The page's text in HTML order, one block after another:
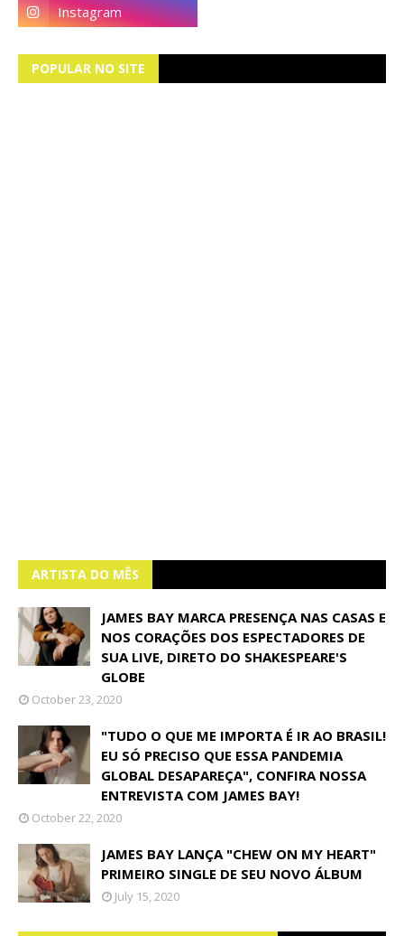
POPULAR NO SITE
ARTISTA DO MÊS
JAMES BAY MARCA PRESENÇA NAS CASAS E
NOS CORAÇÕES DOS ESPECTADORES DE
SUA LIVE, DIRETO DO SHAKESPEARE'S
GLOBE
October 23, 2020
"TUDO O QUE ME IMPORTA É IR AO BRASIL!
EU SÓ PRECISO QUE ESSA PANDEMIA
GLOBAL DESAPAREÇA", CONFIRA NOSSA
ENTREVISTA COM JAMES BAY!
October 22, 2020
JAMES BAY LANÇA "CHEW ON MY HEART"
PRIMEIRO SINGLE DE SEU NOVO ÁLBUM
July 15, 2020